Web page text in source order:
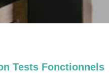
Tests Fonctionnels